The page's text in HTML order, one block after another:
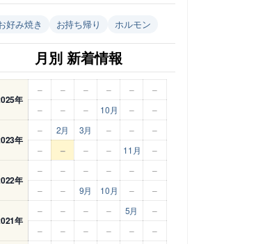
好み焼き お持ち帰り ホルモン
月別 新着情報
年
– – – – –
–
–
– – 10月 – –
年
– 2月 3月 – –
–
–
– – – 11月 –
年
– – – – –
–
–
– 9月 10月 – –
年
– – – – 5月
–
–
– – – – –